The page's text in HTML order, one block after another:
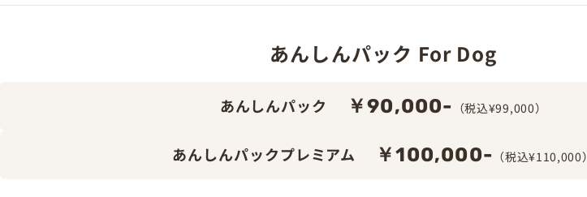
あんしんパック For Dog
あんしんパック ￥90,000- （税込¥99,000）
あんしんパックプレミアム ￥100,000- （税込¥110,000）